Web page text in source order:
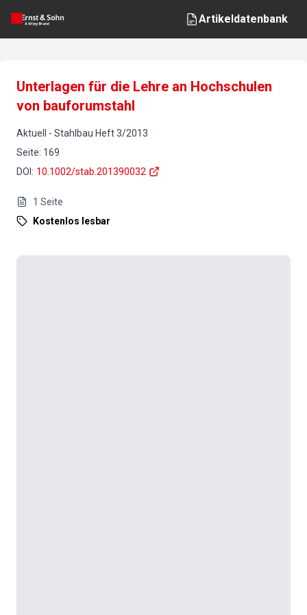
Artikeldatenbank
Unterlagen für die Lehre an Hochschulen
von bauforumstahl
Aktuell - Stahlbau Heft3/2013
Seite: 169
DOI : 10.1002/stab.201390032
1 Seite
Kostenlos lesbar